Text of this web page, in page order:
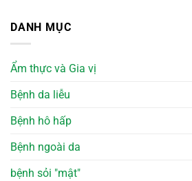
DANH MỤC
Ẩm thực và Gia vị
Bệnh da liễu
Bệnh hô hấp
Bệnh ngoài da
bệnh sỏi "mật"